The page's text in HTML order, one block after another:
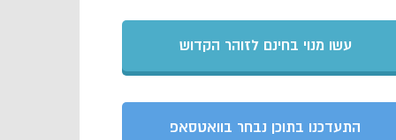
עשו מנוי בחינם לזוהר הקדוש
התעדכנו בתוכן נבחר בוואטסאפ